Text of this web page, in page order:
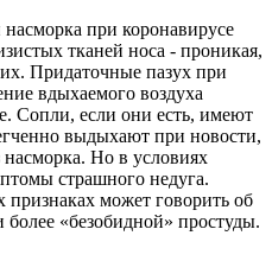
при коронавирусе
тканей носа - проникая,
Придаточные пазух при
вдыхаемого воздуха
Сопли, если они есть, имеют
выдыхают при новости,
насморка. Но в условиях
страшного недуга.
может говорить об
«безобидной» простуды.